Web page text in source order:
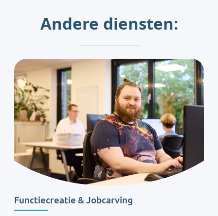
Andere diensten:
Functiecreatie & Jobcarving